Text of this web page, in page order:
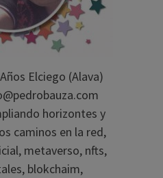
Elciego (Alava)
horizontes y
caminos en la red,
metaverso, nfts,
blokchaim,